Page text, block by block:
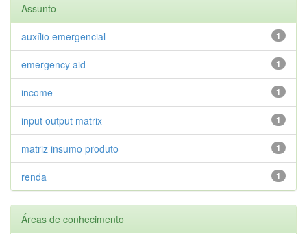
Assunto
1
auxílio emergencial
1
emergency aid
1
income
1
input output matrix
1
matriz insumo produto
1
renda
Áreas de conhecimento